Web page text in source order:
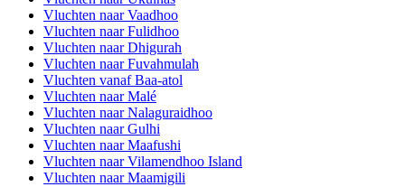
Vluchten naar Vaadhoo
Vluchten naar Fulidhoo
Vluchten naar Dhigurah
Vluchten naar Fuvahmulah
Vluchten vanaf Baa-atol
Vluchten naar Malé
Vluchten naar Nalaguraidhoo
Vluchten naar Gulhi
Vluchten naar Maafushi
Vluchten naar Vilamendhoo Island
Vluchten naar Maamigili